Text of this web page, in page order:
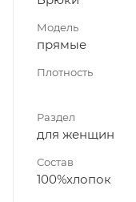
Модель
прямые
Плотность
Раздел
для женщин
Состав
100%хлопок